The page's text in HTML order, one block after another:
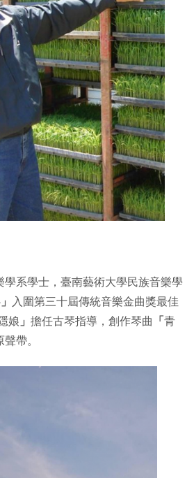
系學士，臺南藝術大學民族音樂學
」 入圍第三十屆傳統音樂金曲獎最佳
娘 」 擔任古琴指導，創作琴曲 「青
帶。